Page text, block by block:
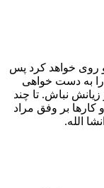
خواهد کرد پس
به دست خواهی
نباش. تا چند
کارها بر وفق مراد
الله.